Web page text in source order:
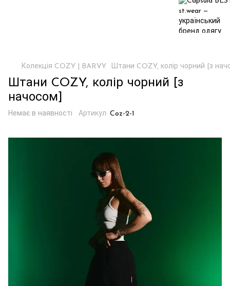
Колекція COZY | BARVY Штани COZY, колір чорний [з
Штани COZY, колір чорний [з
начосом]
Немає в наявності Артикул: Coz-2-1